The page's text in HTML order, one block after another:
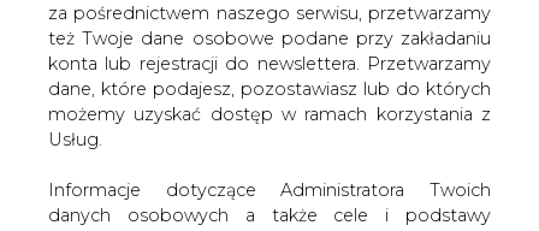
za pośrednictwem naszego serwisu, przetwarzamy
też Twoje dane osobowe podane przy zakładaniu
konta lub rejestracji do newslettera. Przetwarzamy
dane, które podajesz, pozostawiasz lub do których
możemy uzyskać dostęp w ramach korzystania z
Usług.
Informacje dotyczące Administratora Twoich
danych osobowych a także cele i podstawy
Strona główna
SERWIS INFORMACYJNY CIRE
/ Enea przenosi działalność w zakresie oświetlenia
ulic do spółki córki
drukuj